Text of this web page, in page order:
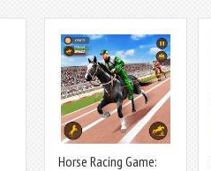
Horse Racing Game: